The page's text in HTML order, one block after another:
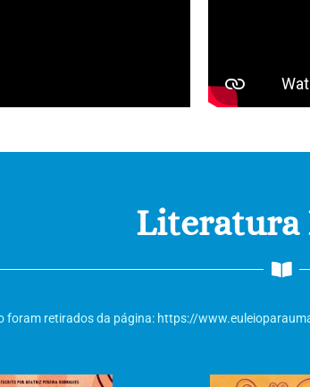
foram retirados da página: https://